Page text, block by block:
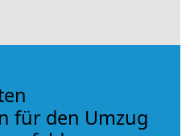
für den Umzug